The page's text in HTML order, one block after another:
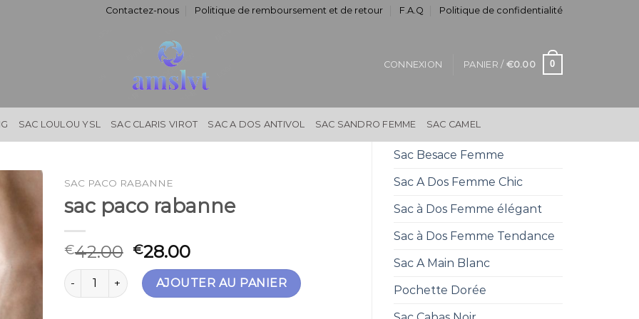
Contactez-nous Politique de remboursement et de retour F.A.Q Politique de confidentialité
CONNEXION PANIER / €0.00 0
SAC LOULOU YSL SAC CLARIS VIROT SAC A DOS ANTIVOL SAC SANDRO FEMME SAC CAMEL
Sac Besace Femme
Sac A Dos Femme Chic
Sac à Dos Femme élégant
Sac à Dos Femme Tendance
Sac A Main Blanc
Pochette Dorée
SAC PACO RABANNE
sac paco rabanne
€42.00 €28.00
quantité de sac paco rabanneAJOUTER AU PANIER